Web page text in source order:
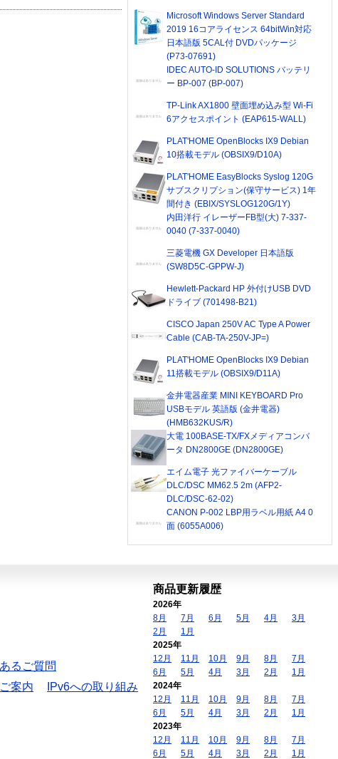
Microsoft Windows Server Standard
2019 16コアライセンス 64bitWin対応
日本語版 5CAL付 DVDパッケージ
(P73-07691)
IDEC AUTO-ID SOLUTIONS バッテリ
ー BP-007 (BP-007)
TP-Link AX1800 壁面埋め込み型 Wi-Fi
6アクセスポイント (EAP615-WALL)
PLAT'HOME OpenBlocks IX9 Debian
10搭載モデル (OBSIX9/D10A)
PLAT'HOME EasyBlocks Syslog 120G
サブスクリプション(保守サービス) 1年
間付き (EBIX/SYSLOG120G/1Y)
内田洋行 イレーザーFB型(大) 7-337-
0040 (7-337-0040)
三菱電機 GX Developer 日本語版
(SW8D5C-GPPW-J)
Hewlett-Packard HP 外付けUSB DVD
ドライブ (701498-B21)
CISCO Japan 250V AC Type A Power
Cable (CAB-TA-250V-JP=)
PLAT'HOME OpenBlocks IX9 Debian
11搭載モデル (OBSIX9/D11A)
金井電器産業 MINI KEYBOARD Pro
USBモデル 英語版 (金井電器)
(HMB632KUS/R)
大電 100BASE-TX/FXメディアコンバ
ータ DN2800GE (DN2800GE)
エイム電子 光ファイバーケーブル
DLC/DSC MM62.5 2m (AFP2-
DLC/DSC-62-02)
CANON P-002 LBP用ラベル用紙 A4 0
面 (6055A006)
るご質問
案内
IPv6への取り組み
商品更新履歴
2026年
8月
7月 6月 5月 4月
3月
2月
1月
2025年
12月
11月 10月 9月 8月
7月
6月
5月 4月 3月 2月
1月
2024年
12月
11月 10月 9月 8月
7月
6月
5月 4月 3月 2月
1月
2023年
12月
11月 10月 9月 8月
7月
6月
5月 4月 3月 2月
1月